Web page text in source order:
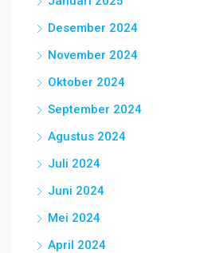
Desember 2024
November 2024
Oktober 2024
September 2024
Agustus 2024
Juli 2024
Juni 2024
Mei 2024
April 2024